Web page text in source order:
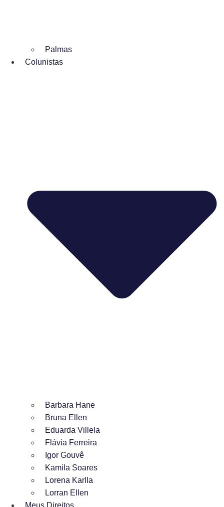
Palmas
Colunistas
Barbara Hane
Bruna Ellen
Eduarda Villela
Flávia Ferreira
Igor Gouvê
Kamila Soares
Lorena Karlla
Lorran Ellen